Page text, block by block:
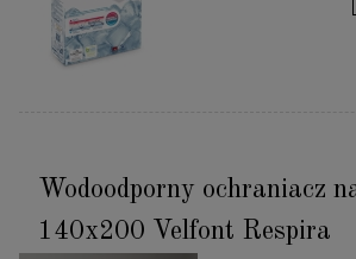
Wodoodporny ochraniacz
140x200 Velfont Respira